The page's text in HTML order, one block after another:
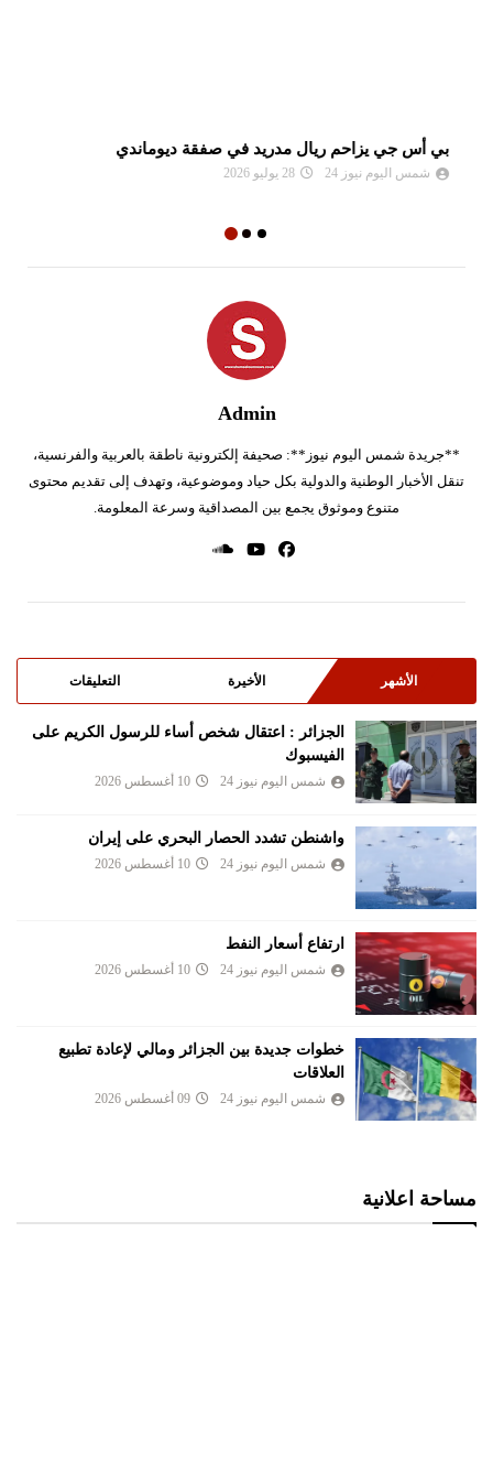
بي أس جي يزاحم ريال مدريد في صفقة ديوماندي
شمس اليوم نيوز 24 28 يوليو 2026
Admin
**جريدة شمس اليوم نيوز**: صحيفة إلكترونية ناطقة بالعربية والفرنسية،
تنقل الأخبار الوطنية والدولية بكل حياد وموضوعية، وتهدف إلى تقديم محتوى
متنوع وموثوق يجمع بين المصداقية وسرعة المعلومة.
الأشهر الأخيرة التعليقات
الجزائر : اعتقال شخص أساء للرسول الكريم على
الفيسبوك
شمس اليوم نيوز 24 10 أغسطس 2026
واشنطن تشدد الحصار البحري على إيران
شمس اليوم نيوز 24 10 أغسطس 2026
ارتفاع أسعار النفط
شمس اليوم نيوز 24 10 أغسطس 2026
خطوات جديدة بين الجزائر ومالي لإعادة تطبيع
العلاقات
شمس اليوم نيوز 24 09 أغسطس 2026
مساحة اعلانية